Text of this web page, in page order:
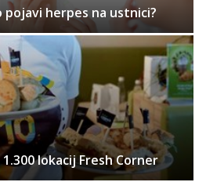
pojavi herpes na ustnici?
lokacij Fresh Corner